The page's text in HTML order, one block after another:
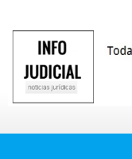
contenido